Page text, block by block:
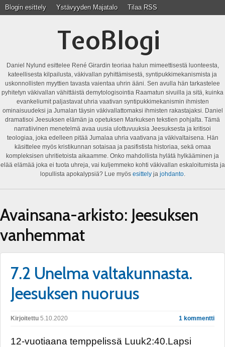
Blogin esittely Ystävyyden Majatalo Tilaa RSS
TeoBlogi
Daniel Nylund esittelee René Girardin teoriaa halun mimeettisestä luonteesta,
kateellisesta kilpailusta, väkivallan pyhittämisestä, syntipukkimekanismista ja
uskonnollisten myyttien tavasta vaientaa uhrin ääni. Sen avulla hän tarkastelee
pyhitetyn väkivallan vähittäistä demytologisointia Raamatun sivuilla ja sitä, kuinka
evankeliumit paljastavat uhria vaativan syntipukkimekanismin ihmisten
ominaisuudeksi ja Jumalan täysin väkivallattomaksi ihmisten rakastajaksi. Daniel
dramatisoi Jeesuksen elämän ja opetuksen Markuksen tekstien pohjalta. Tämä
narratiivinen menetelmä avaa uusia ulottuvuuksia Jeesuksesta ja kritisoi
teologiaa, joka edelleen pitää Jumalaa uhria vaativana ja väkivaltaisena. Hän
käsittelee myös kristikunnan sotaisaa ja pasifistista historiaa, sekä omaa
kompleksisen uhritietoista aikaamme. Onko mahdollista hylätä hylkääminen ja
elää elämää joka ei tuota uhreja, vai kuljemmeko kohti väkivallan eskaloitumista ja
lopullista apokalypsiä? Lue myös esittelyja johdanto.
Avainsana-arkisto: Jeesuksen
vanhemmat
7.2 Unelma valtakunnasta.
Jeesuksen nuoruus
Kirjoitettu 5.10.2020 1 kommentti
12-vuotiaana temppelissä Luuk2:40.Lapsi